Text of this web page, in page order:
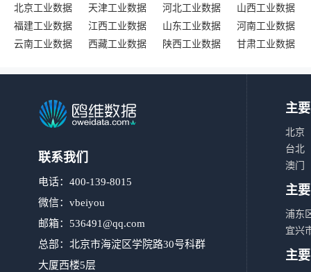
北京工业数据 天津工业数据 河北工业数据
山西工业数据
福建工业数据
江西工业数据 山东工业数据
河南工业数据
云南工业数据
西藏工业数据 陕西工业数据 甘肃工业数据
联系我们
电话：400-139-8015
微信：vbeiyou
邮箱： 536491@qq.com
总部：北京市海淀区学院路30号科群
大厦西楼5层
主
北京
台北
澳门
主
浦东
宜兴
主